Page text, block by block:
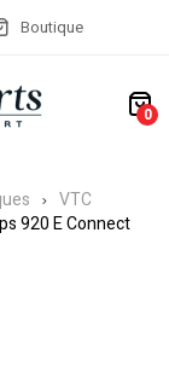
Boutique
0
VTC
920 E Connect